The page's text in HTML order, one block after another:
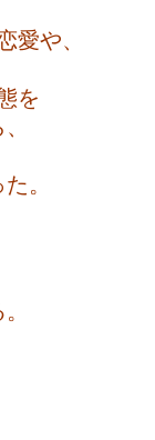
愛や、
を
。